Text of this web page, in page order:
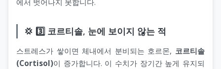
에서 벗어나지 못합니다.
💢 3️⃣ 코르티솔, 눈에 보이지 않는 적
스트레스가 쌓이면 체내에서 분비되는 호르몬, 코르티솔
(Cortisol)이 증가합니다. 이 수치가 장기간 높게 유지되